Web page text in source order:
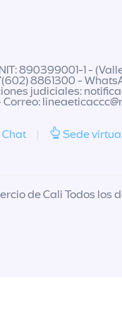
890399001-1 -
8861300 -
judiciales:
Chat | Sede
de Cali Todos los